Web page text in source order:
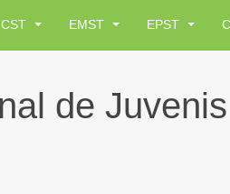
CST EMST EPST
de